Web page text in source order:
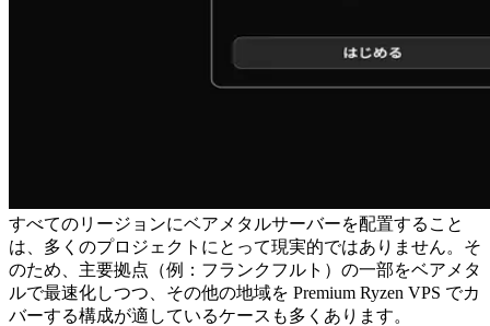
すべてのリージョンにベアメタルサーバーを配置すること
は、多くのプロジェクトにとって現実的ではありません。そ
のため、主要拠点（例：フランクフルト）の一部をベアメタ
ルで最速化しつつ、その他の地域を Premium Ryzen VPS でカ
バーする構成が適しているケースも多くあります。